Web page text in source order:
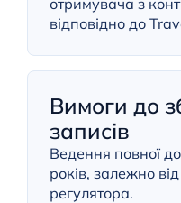
відповідно до
Вимоги до
записів
Ведення повної
років, залежно
регулятора.